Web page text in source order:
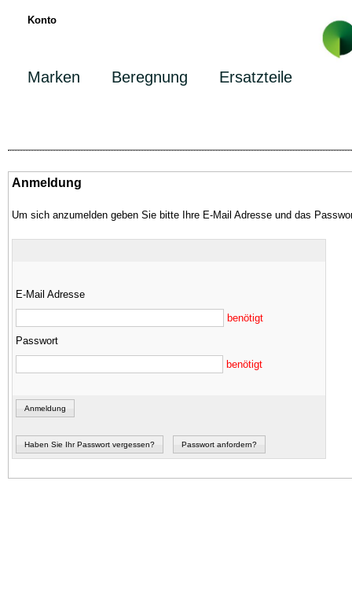
Konto
Marken Beregnung Ersatzteile
Anmeldung
Um sich anzumelden geben Sie bitte Ihre E-Mail Adresse und das
E-Mail Adresse
benötigt
Passwort
benötigt
Anmeldung
Haben Sie Ihr Passwort vergessen? Passwort anfordern?